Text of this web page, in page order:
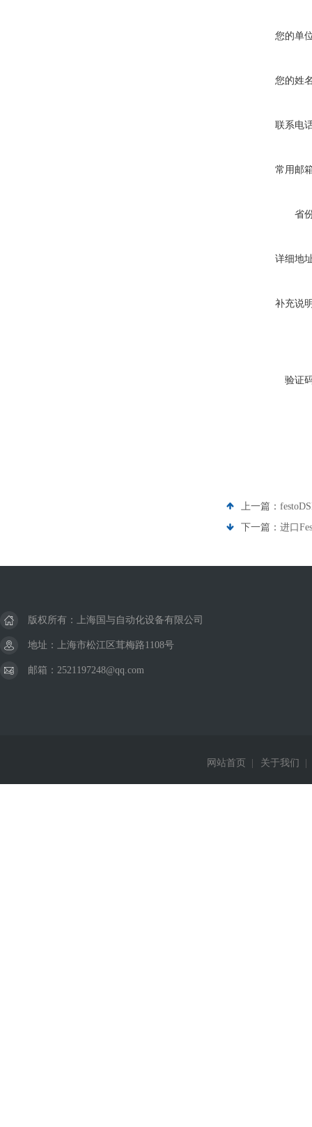
您的单
您的姓
联系电
常用邮
省
详细地
补充说
验证
上一篇：
下一篇： 进口
版权所有：上海国与自动化设备有限公司
地址：上海市松江区茸梅路1108号
邮箱：2521197248@qq.com
网站首页 关于我们